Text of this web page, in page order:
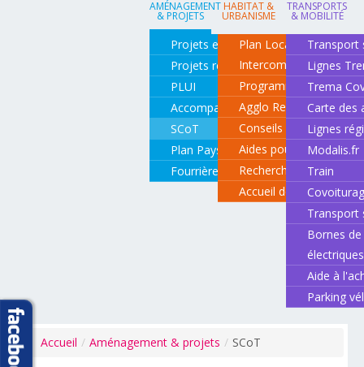
AMÉNAGEMENT
& PROJETS
Projets en cours
Projets réalisés
PLUI
Accompagnement de projets
SCoT
Plan Paysage
Fourrière animale
HABITAT &
URBANISME
Plan Local d'Urbanisme
Intercommunal
Programme local de
Agglo Renov
Conseils pour rénover
Aides pour rénover
Recherche d'un
Accueil des gens du
TRANSPORTS
& MOBILITÉ
Transport
Lignes
Trema
Carte des
Lignes
Modalis.fr
Train
Transport
Bornes
électriques
Aide à
Parking
Accueil / Aménagement & projets / SCoT